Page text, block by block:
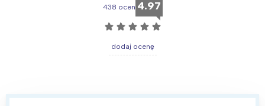
438 ocen 4.97
☆ ☆ ☆ ☆ ☆
dodaj ocenę